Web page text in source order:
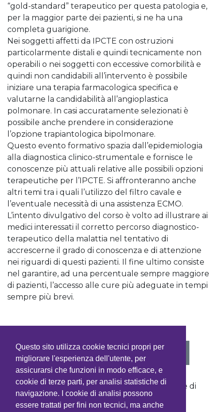
Questo sito utilizza cookie tecnici propri per
migliorare l'esperienza dell'utente, per
assicurarsi che funzioni in modo efficace, e
cookie di terze parti, per analisi statistiche di
navigazione. I cookie di analisi possono
essere trattati per fini non tecnici, ma anche
“gold-standard” terapeutico per questa patologia e,
per la maggior parte dei pazienti, si ne ha una
completa guarigione.
Nei soggetti affetti da IPCTE con ostruzioni
particolarmente distali e quindi tecnicamente non
operabili o nei soggetti con eccessive comorbilità e
quindi non candidabili all’intervento è possibile
iniziare una terapia farmacologica specifica e
valutarne la candidabilità all’angioplastica
polmonare. In casi accuratamente selezionati è
possibile anche prendere in considerazione
l’opzione trapiantologica bipolmonare.
Questo evento formativo spazia dall’epidemiologia
alla diagnostica clinico-strumentale e fornisce le
conoscenze più attuali relative alle possibili opzioni
terapeutiche per l’IPCTE. Si affronteranno anche
altri temi tra i quali l’utilizzo del filtro cavale e
l’eventuale necessità di una assistenza ECMO.
L’intento divulgativo del corso è volto ad illustrare ai
medici interessati il corretto percorso diagnostico-
terapeutico della malattia nel tentativo di
accrescerne il grado di conoscenza e di attenzione
nei riguardi di questi pazienti. Il fine ultimo consiste
nel garantire, ad una percentuale sempre maggiore
di pazienti, l’accesso alle cure più adeguate in tempi
sempre più brevi.
VEDI PROGRAMMA
Con la sponsorizzazione non condizionante di